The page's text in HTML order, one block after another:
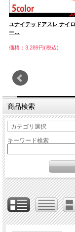
ユナイテッドアスレ ナイ
ー…
価格：3,289円(税込)
商品検索
キーワード検索